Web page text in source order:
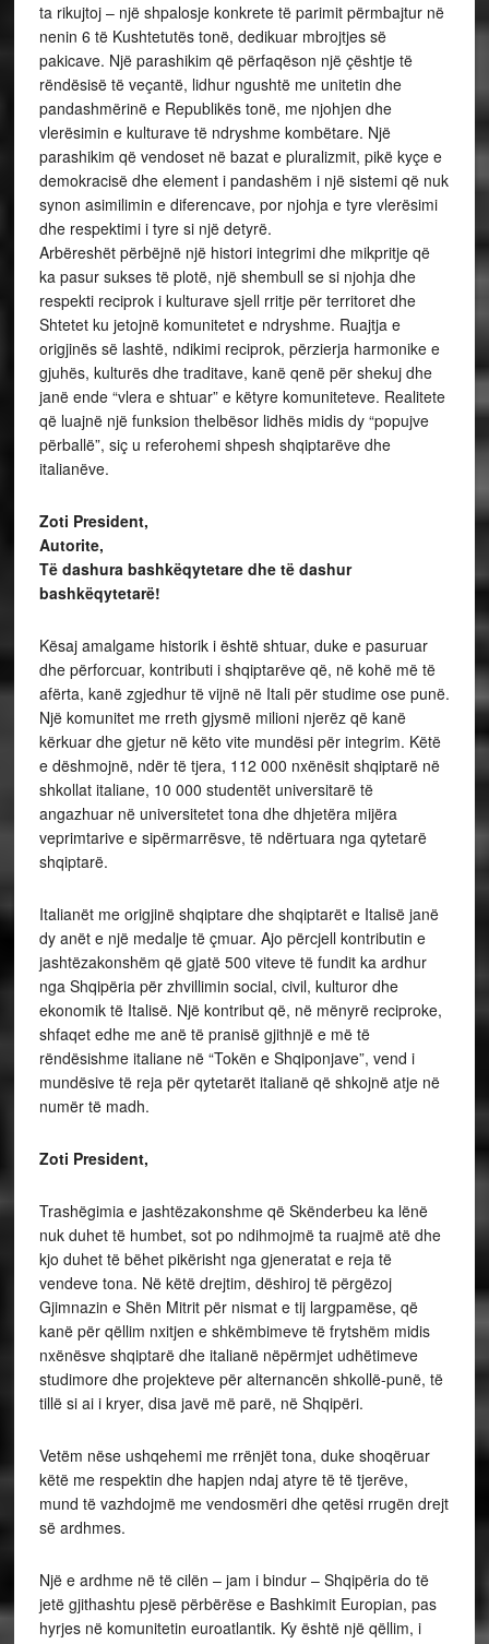
ta rikujtoj – një shpalosje konkrete të parimit përmbajtur në
nenin 6 të Kushtetutës tonë, dedikuar mbrojtjes së
pakicave. Një parashikim që përfaqëson një çështje të
rëndësisë të veçantë, lidhur ngushtë me unitetin dhe
pandashmërinë e Republikës tonë, me njohjen dhe
vlerësimin e kulturave të ndryshme kombëtare. Një
parashikim që vendoset në bazat e pluralizmit, pikë kyçe e
demokracisë dhe element i pandashëm i një sistemi që nuk
synon asimilimin e diferencave, por njohja e tyre vlerësimi
dhe respektimi i tyre si një detyrë.
Arbëreshët përbëjnë një histori integrimi dhe mikpritje që
ka pasur sukses të plotë, një shembull se si njohja dhe
respekti reciprok i kulturave sjell rritje për territoret dhe
Shtetet ku jetojnë komunitetet e ndryshme. Ruajtja e
origjinës së lashtë, ndikimi reciprok, përzierja harmonike e
gjuhës, kulturës dhe traditave, kanë qenë për shekuj dhe
janë ende “vlera e shtuar” e këtyre komuniteteve. Realitete
që luajnë një funksion thelbësor lidhës midis dy “popujve
përballë”, siç u referohemi shpesh shqiptarëve dhe
italianëve.
Zoti President,
Autorite,
Të dashura bashkëqytetare dhe të dashur
bashkëqytetarë!
Kësaj amalgame historik i është shtuar, duke e pasuruar
dhe përforcuar, kontributi i shqiptarëve që, në kohë më të
afërta, kanë zgjedhur të vijnë në Itali për studime ose punë.
Një komunitet me rreth gjysmë milioni njerëz që kanë
kërkuar dhe gjetur në këto vite mundësi për integrim. Këtë
e dëshmojnë, ndër të tjera, 112 000 nxënësit shqiptarë në
shkollat italiane, 10 000 studentët universitarë të
angazhuar në universitetet tona dhe dhjetëra mijëra
veprimtarive e sipërmarrësve, të ndërtuara nga qytetarë
shqiptarë.
Italianët me origjinë shqiptare dhe shqiptarët e Italisë janë
dy anët e një medalje të çmuar. Ajo përcjell kontributin e
jashtëzakonshëm që gjatë 500 viteve të fundit ka ardhur
nga Shqipëria për zhvillimin social, civil, kulturor dhe
ekonomik të Italisë. Një kontribut që, në mënyrë reciproke,
shfaqet edhe me anë të pranisë gjithnjë e më të
rëndësishme italiane në “Tokën e Shqiponjave”, vend i
mundësive të reja për qytetarët italianë që shkojnë atje në
numër të madh.
Zoti President,
Trashëgimia e jashtëzakonshme që Skënderbeu ka lënë
nuk duhet të humbet, sot po ndihmojmë ta ruajmë atë dhe
kjo duhet të bëhet pikërisht nga gjeneratat e reja të
vendeve tona. Në këtë drejtim, dëshiroj të përgëzoj
Gjimnazin e Shën Mitrit për nismat e tij largpamëse, që
kanë për qëllim nxitjen e shkëmbimeve të frytshëm midis
nxënësve shqiptarë dhe italianë nëpërmjet udhëtimeve
studimore dhe projekteve për alternancën shkollë-punë, të
tillë si ai i kryer, disa javë më parë, në Shqipëri.
Vetëm nëse ushqehemi me rrënjët tona, duke shoqëruar
këtë me respektin dhe hapjen ndaj atyre të të tjerëve,
mund të vazhdojmë me vendosmëri dhe qetësi rrugën drejt
së ardhmes.
Një e ardhme në të cilën – jam i bindur – Shqipëria do të
jetë gjithashtu pjesë përbërëse e Bashkimit Europian, pas
hyrjes në komunitetin euroatlantik. Ky është një qëllim, i